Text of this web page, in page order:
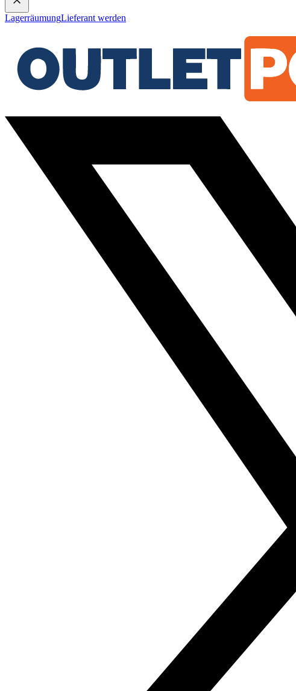
LagerräumungLieferant werden